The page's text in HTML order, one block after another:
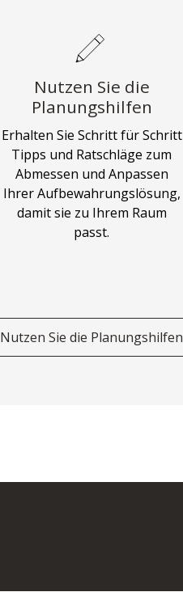
Nutzen Sie die
Planungshilfen
Erhalten Sie Schritt für Schritt
Tipps und Ratschläge zum
Abmessen und Anpassen
Ihrer Aufbewahrungslösung,
damit sie zu Ihrem Raum
passt.
Nutzen Sie die Planungshilfen